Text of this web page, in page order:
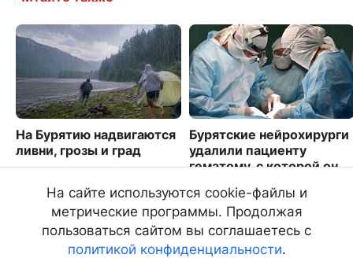
На Бурятию надвигаются
ливни, грозы и град
Бурятские нейрохирурги
удалили пациенту
гематому, с которой он
1916
На сайте используются cookie-файлы и
метрические программы. Продолжая
пользоваться сайтом вы соглашаетесь с
политикой конфиденциальности.